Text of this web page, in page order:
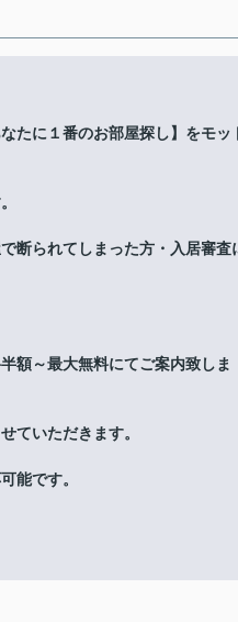
たに１番のお部屋探し】をモッ
断られてしまった方・入居審査
額～最大無料にてご案内致しま
ていただきます。
能です。